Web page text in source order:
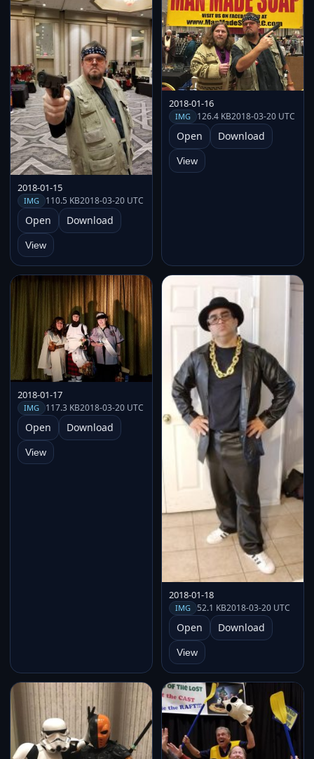
2018-01-15
IMG 110.5 KB2018-03-20 UTC
Open Download
View
2018-01-16
IMG 126.4 KB2018-03-20 UTC
Open Download
View
2018-01-17
IMG 117.3 KB2018-03-20 UTC
Open Download
View
2018-01-18
IMG 52.1 KB2018-03-20 UTC
Open Download
View